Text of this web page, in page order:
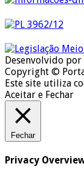
Desenvolvido por
Copyright ©
Este site utiliza
Aceitar e Fechar
Fechar
Privacy